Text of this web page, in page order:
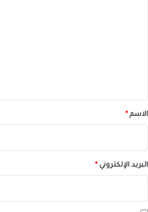
*الاسم *
البريد الإلكتروني *